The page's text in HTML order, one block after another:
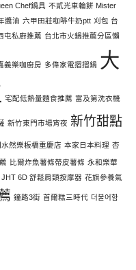
Chef鍋具 不貳光車輪餅 Mister
醬油 六甲田莊咖啡牛奶ptt 刈包 台
屯私廚推薦 台北市火鍋推薦分區懶
義樂咖廚房 多偉家電摺摺鍋 大
宅配低熱量麵食推薦 富及第洗衣機
新竹東門市場宵夜 新竹甜點
水然樂板橋重慶店 本家日本料理 杏
比爾炸魚薯條帶皮薯條 永和樂華
6D 舒鬆肩頸按摩器 花旗參養氣
鐘路3街 首爾糕三時代 더불어함